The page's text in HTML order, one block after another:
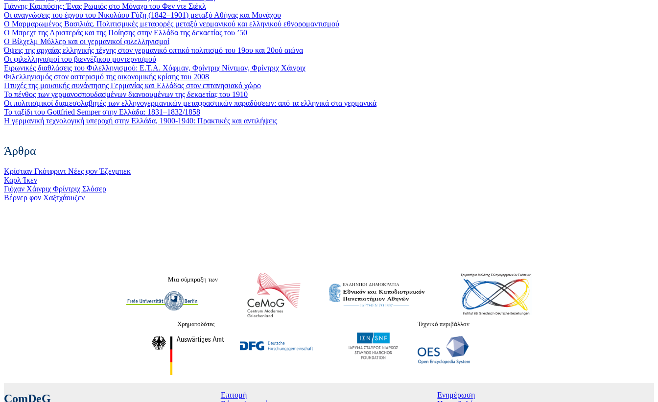
Γιάννης Καμπύσης: Ένας Ρωμιός στο Μόναχο του Φεν ντε Σιέκλ
Οι αναγνώσεις του έργου του Νικολάου Γύζη (1842–1901) μεταξύ Αθήνας και Μονάχου
Ο Μαρμαρωμένος Βασιλιάς. Πολιτισμικές μεταφορές μεταξύ γερμανικού και ελληνικού εθνορομαντισμού
Ο Μπρεχτ της Αριστεράς και της Ποίησης στην Ελλάδα της δεκαετίας του ’50
Ο Βίλχελμ Μύλλερ και οι γερμανικοί φιλελληνισμοί
Όψεις της αρχαίας ελληνικής τέχνης στον γερμανικό οπτικό πολιτισμό του 19ου και 20ού αιώνα
Οι φιλελληνισμοί του βιεννέζικου μοντερνισμού
Ειρωνικές διαθλάσεις του Φιλελληνισμού: Ε.Τ.Α. Χόφμαν, Φρίντριχ Νίντμαν, Φρίντριχ Χάινριχ
Φιλελληνισμός στον αστερισμό της οικονομικής κρίσης του 2008
Πτυχές της μουσικής συνάντησης Γερμανίας και Ελλάδας στον επτανησιακό χώρο
Το πένθος των γερμανοσπουδασμένων διανοουμένων της δεκαετίας του 1910
Οι πολιτισμικοί διαμεσολαβητές των ελληνογερμανικών μεταφραστικών παραδόσεων: από τα ελληνικά στα γερμανικά
Το ταξίδι του Gottfried Semper στην Ελλάδα: 1831–1832/1858
Η γερμανική τεχνολογική υπεροχή στην Ελλάδα, 1900-1940: Πρακτικές και αντιλήψεις
Άρθρα
Κρίστιαν Γκότφριντ Νέες φον Έζενμπεκ
Καρλ Ίκεν
Γιόχαν Χάινριχ Φρίντριχ Σλόσερ
Βέρνερ φον Χαξτχάουζεν
Μια σύμπραξη των
Χρηματοδότες Τεχνικό περιβάλλον
ComDeG
Επιτομή
Ενημέρωση